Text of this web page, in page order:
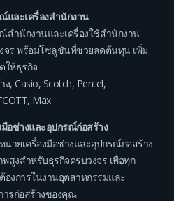
และเครื่องสำนักงาน
สำนักงานและเครื่องใช้สำนักงาน
จร พร้อมโซลูชันที่ช่วยลดต้นทุน เพิ่ม
ให้ธุรกิจ
ง, Casio, Scotch, Pentel,
, Max
มือช่างและอุปกรณ์ก่อสร้าง
น่ายเครื่องมือช่างและอุปกรณ์ก่อสร้าง
สูงสำหรับธุรกิจครบวงจร เพื่อทุก
องการในงานอุตสาหกรรมและ
ารก่อสร้างของคุณ